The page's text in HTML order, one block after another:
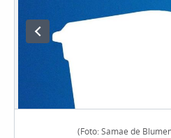
(Foto: Samae de